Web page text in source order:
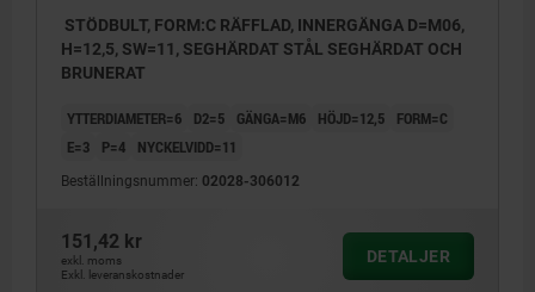
STÖDBULT, FORM:C RÄFFLAD, INNERGÄNGA D=M06,
H=12,5, SW=11, SEGHÄRDAT STÅL SEGHÄRDAT OCH
BRUNERAT
YTTERDIAMETER=6 D2=5 GÄNGA=M6 HÖJD=12,5
FORM=C
E=3
P=4 NYCKELVIDD=11
Beställningsnummer: 02028-306012
151,42 kr
exkl. moms
Exkl. leveranskostnader
DETALJER